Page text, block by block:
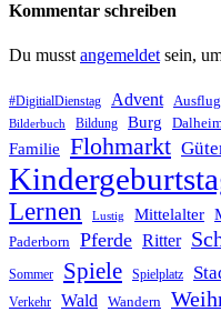
Kommentar schreiben
Du musst angemeldet sein,
#DigitialDienstag Advent Ausflug
Bilderbuch Bildung Burg
Familie Flohmarkt
Lernen Lustig Mittelalter
Paderborn Pferde Ritter
Sommer Spiele Spielplatz
Verkehr Wald Wandern